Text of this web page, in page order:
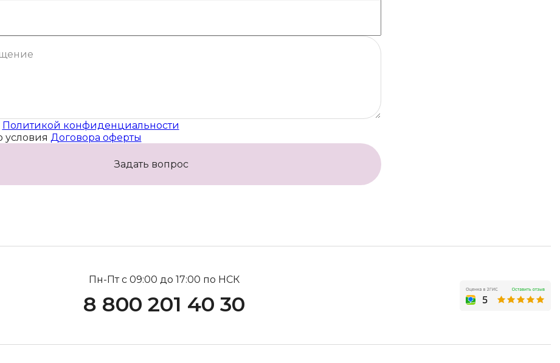
Политикой конфиденциальности
Договора оферты
Задать вопрос
Пн-Пт с 09:00 до 17:00 по НСК
8 800 201 40 30